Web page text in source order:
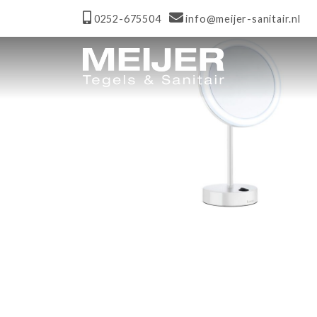
0252-675504 info@meijer-sanitair.nl